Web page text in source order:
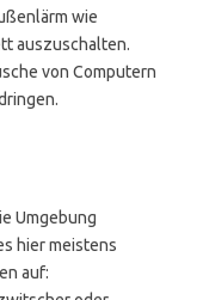
wie
auszuschalten.
von Computern
Umgebung
hier meistens
auf: